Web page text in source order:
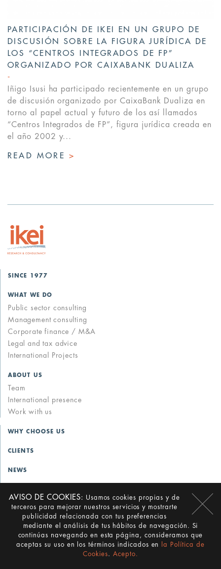
AVISO DE COOKIES:
Usamos cookies propias y de
terceros para mejorar nuestros servicios y mostrarte
publicidad relacionada con tus preferencias
mediante el análisis de tus hábitos de navegación. Si
continúas navegando en esta página, consideramos que
aceptas su uso en los términos indicados en
la Política de
Cookies. Acepto.
PARTICIPACIÓN DE IKEI EN UN GRUPO DE
DISCUSIÓN SOBRE LA FIGURA JURÍDICA DE
LOS “CENTROS INTEGRADOS DE FP”
ORGANIZADO POR CAIXABANK DUALIZA
Iñigo Isusi ha participado recientemente en un grupo
de discusión organizado por CaixaBank Dualiza en
torno al papel actual y futuro de los así llamados
“Centros Integrados de FP”, figura jurídica creada en
el año 2002 y...
READ MORE >
SINCE 1977
WHAT WE DO
Public sector consulting
Management consulting
Corporate finance / M&A
Legal and tax advice
International Projects
ABOUT US
Team
International presence
Work with us
WHY CHOOSE US
CLIENTS
NEWS
FOLLOW US
Linkedin